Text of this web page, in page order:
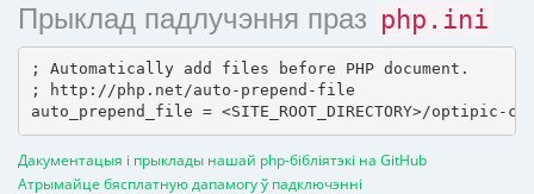
Прыклад падлучэння праз php.ini
; Automatically add files before PHP document.
; http://php.net/auto-prepend-file
Дакументацыя і прыклады нашай php-бібліятэкі на GitHub
Атрымайце бясплатную дапамогу ў падключэнні